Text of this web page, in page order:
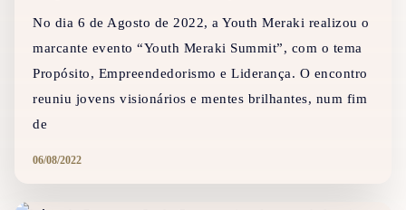
No dia 6 de Agosto de 2022, a Youth Meraki realizou o
marcante evento “Youth Meraki Summit”, com o tema
Propósito, Empreendedorismo e Liderança. O encontro
reuniu jovens visionários e mentes brilhantes, num fim
de
06/08/2022